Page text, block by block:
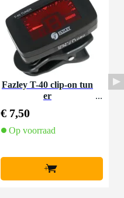
Fazley T-40 clip-on tun
er
€ 7,50
Op voorraad
+